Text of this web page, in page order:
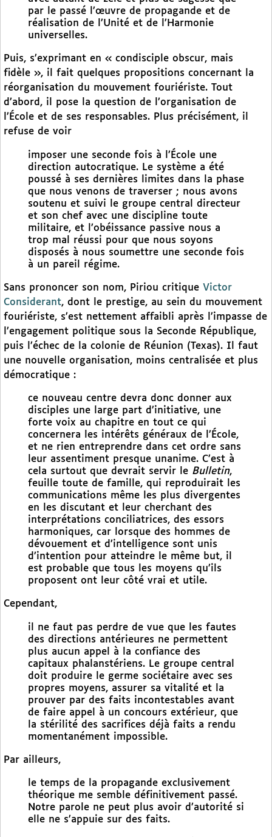
par le passé l’œuvre de propagande et de
réalisation de l’Unité et de l’Harmonie
universelles.
Puis, s’exprimant en « condisciple obscur, mais
fidèle », il fait quelques propositions concernant la
réorganisation du mouvement fouriériste. Tout
d’abord, il pose la question de l’organisation de
l’École et de ses responsables. Plus précisément, il
refuse de voir
imposer une seconde fois à l’École une
direction autocratique. Le système a été
poussé à ses dernières limites dans la phase
que nous venons de traverser ; nous avons
soutenu et suivi le groupe central directeur
et son chef avec une discipline toute
militaire, et l’obéissance passive nous a
trop mal réussi pour que nous soyons
disposés à nous soumettre une seconde fois
à un pareil régime.
Sans prononcer son nom, Piriou critique Victor
Considerant, dont le prestige, au sein du mouvement
fouriériste, s’est nettement affaibli après l’impasse de
l’engagement politique sous la Seconde République,
puis l’échec de la colonie de Réunion (Texas). Il faut
une nouvelle organisation, moins centralisée et plus
démocratique :
ce nouveau centre devra donc donner aux
disciples une large part d’initiative, une
forte voix au chapitre en tout ce qui
concernera les intérêts généraux de l’École,
et ne rien entreprendre dans cet ordre sans
leur assentiment presque unanime. C’est à
cela surtout que devrait servir le Bulletin,
feuille toute de famille, qui reproduirait les
communications même les plus divergentes
en les discutant et leur cherchant des
interprétations conciliatrices, des essors
harmoniques, car lorsque des hommes de
dévouement et d’intelligence sont unis
d’intention pour atteindre le même but, il
est probable que tous les moyens qu’ils
proposent ont leur côté vrai et utile.
Cependant,
il ne faut pas perdre de vue que les fautes
des directions antérieures ne permettent
plus aucun appel à la confiance des
capitaux phalanstériens. Le groupe central
doit produire le germe sociétaire avec ses
propres moyens, assurer sa vitalité et la
prouver par des faits incontestables avant
de faire appel à un concours extérieur, que
la stérilité des sacrifices déjà faits a rendu
momentanément impossible.
Par ailleurs,
le temps de la propagande exclusivement
théorique me semble définitivement passé.
Notre parole ne peut plus avoir d’autorité si
elle ne s’appuie sur des faits.